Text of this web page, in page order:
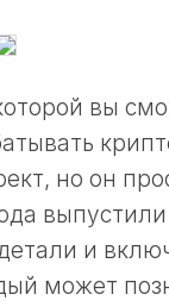
вы
но он
и
может